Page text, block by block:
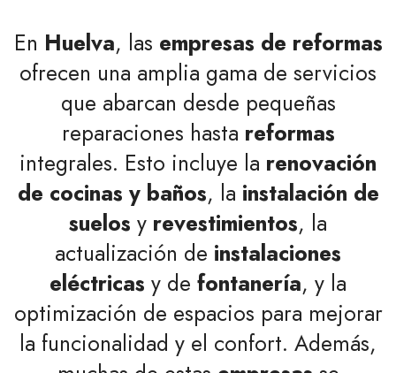
En Huelva, las empresas de reformas
ofrecen una amplia gama de servicios
que abarcan desde pequeñas
reparaciones hasta reformas
integrales. Esto incluye la renovación
de cocinas y baños, la instalación de
suelos y revestimientos, la
actualización de instalaciones
eléctricas y de fontanería, y la
optimización de espacios para mejorar
la funcionalidad y el confort. Además,